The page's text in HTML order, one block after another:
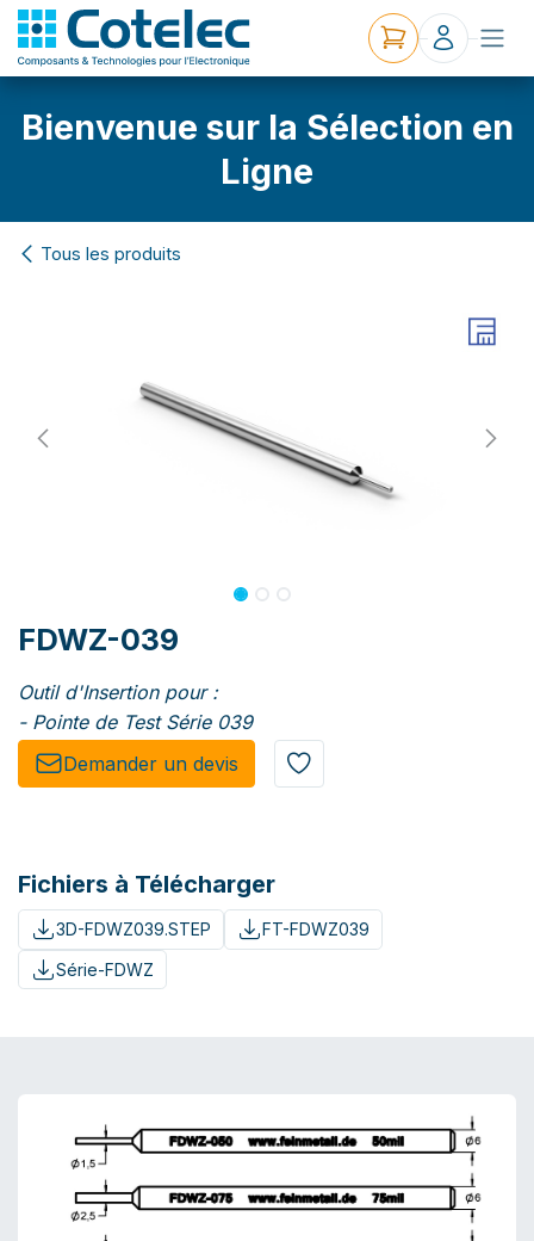
Bienvenue sur la Sélection en
Ligne
Tous les produits
FDWZ-039
Outil d'Insertion pour :
- Pointe de Test Série 039
Demander un de​​vis​​
Fichiers à Télécharger
3D-FDWZ039.STEP
FT-FDWZ039
Série-FDWZ